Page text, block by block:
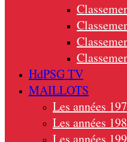
HdPSG TV
MAILLOTS
Les années
Les années
Les années